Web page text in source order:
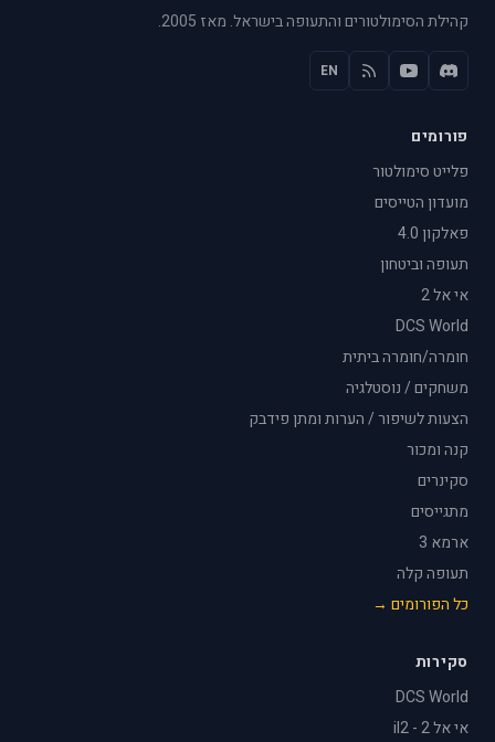
קהילת הסימולטורים והתעופה בישראל. מאז 2005.
EN
פורומים
פלייט סימולטור
מועדון הטייסים
פאלקון 4.0
תעופה וביטחון
אי אל 2
DCS World
חומרה/חומרה ביתית
משחקים / נוסטלגיה
הצעות לשיפור / הערות ומתן פידבק
קנה ומכור
סקינרים
מתגייסים
ארמא 3
תעופה קלה
כל הפורומים →
סקירות
DCS World
אי אל 2 - il2